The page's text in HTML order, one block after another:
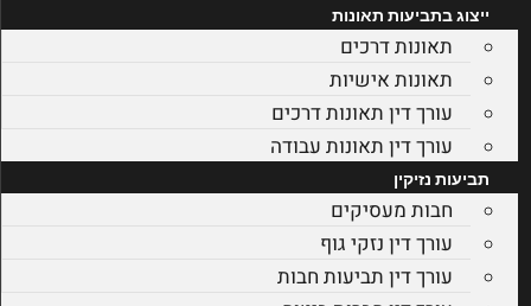
ייצוג בתביעות תאונות
תאונות דרכים
תאונות אישיות
עורך דין תאונות דרכים
עורך דין תאונות עבודה
תביעות נזיקין
חבות מעסיקים
עורך דין נזקי גוף
עורך דין תביעות חבות